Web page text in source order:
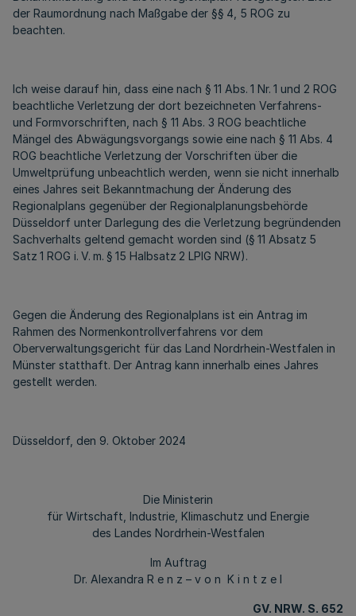
der Raumordnung nach Maßgabe der §§ 4, 5 ROG zu
beachten.
Ich weise darauf hin, dass eine nach § 11 Abs. 1 Nr. 1 und 2 ROG
beachtliche Verletzung der dort bezeichneten Verfahrens-
und Formvorschriften, nach § 11 Abs. 3 ROG beachtliche
Mängel des Abwägungsvorgangs sowie eine nach § 11 Abs. 4
ROG beachtliche Verletzung der Vorschriften über die
Umweltprüfung unbeachtlich werden, wenn sie nicht innerhalb
eines Jahres seit Bekanntmachung der Änderung des
Regionalplans gegenüber der Regionalplanungsbehörde
Düsseldorf unter Darlegung des die Verletzung begründenden
Sachverhalts geltend gemacht worden sind (§ 11 Absatz 5
Satz 1 ROG i. V. m. § 15 Halbsatz 2 LPlG NRW).
Gegen die Änderung des Regionalplans ist ein Antrag im
Rahmen des Normenkontrollverfahrens vor dem
Oberverwaltungsgericht für das Land Nordrhein-Westfalen in
Münster statthaft. Der Antrag kann innerhalb eines Jahres
gestellt werden.
Düsseldorf, den 9. Oktober 2024
Die Ministerin
für Wirtschaft, Industrie, Klimaschutz und Energie
des Landes Nordrhein-Westfalen
Im Auftrag
Dr. Alexandra R e n z – v o n K i n t z e l
GV. NRW. S. 652